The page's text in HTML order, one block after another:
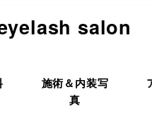
salon
施術＆内装写
真